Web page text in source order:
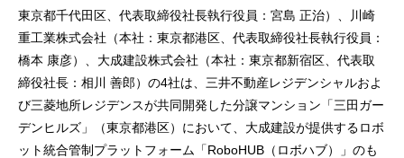
東京都千代田区、代表取締役社長執行役員：宮島 正治）、川崎
重工業株式会社（本社：東京都港区、代表取締役社長執行役員：
橋本 康彦）、大成建設株式会社（本社：東京都新宿区、代表取
締役社長：相川 善郎）の4社は、三井不動産レジデンシャルおよ
び三菱地所レジデンスが共同開発した分譲マンション「三田ガー
デンヒルズ」（東京都港区）において、大成建設が提供するロボ
ット統合管制プラットフォーム「RoboHUB（ロボハブ）」のも